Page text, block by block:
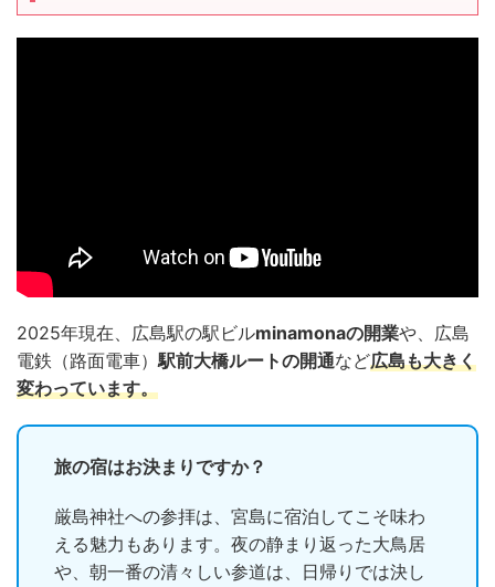
2025年現在、広島駅の駅ビルminamonaの開業や、広島
電鉄（路面電車）駅前大橋ルートの開通など広島も大きく
変わっています。
旅の宿はお決まりですか？
厳島神社への参拝は、宮島に宿泊してこそ味わ
える魅力もあります。夜の静まり返った大鳥居
や、朝一番の清々しい参道は、日帰りでは決し